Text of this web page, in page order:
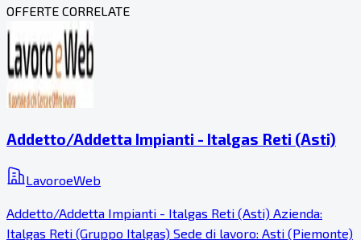
OFFERTE CORRELATE
Addetto/Addetta Impianti - Italgas Reti (Asti)
LavoroeWeb
Addetto/Addetta Impianti - Italgas Reti (Asti) Azienda:
Italgas Reti (Gruppo Italgas) Sede di lavoro: Asti (Piemonte)